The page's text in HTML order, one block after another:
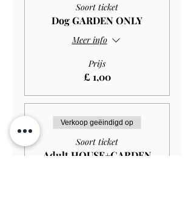
Soort ticket
Dog GARDEN ONLY
Meer info
Prijs
£ 1,00
Verkoop geëindigd op
Soort ticket
Adult HOUSE+GARDEN